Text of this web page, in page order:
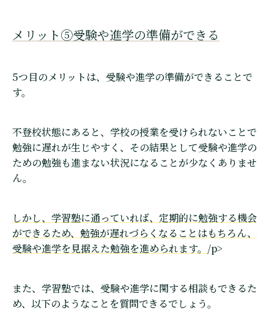
メリット⑤受験や進学の準備ができる
5つ目のメリットは、受験や進学の準備ができることで
す。
不登校状態にあると、学校の授業を受けられないことで
勉強に遅れが生じやすく、その結果として受験や進学の
ための勉強も進まない状況になることが少なくありませ
ん。
しかし、学習塾に通っていれば、定期的に勉強する機会
ができるため、勉強が遅れづらくなることはもちろん、
受験や進学を見据えた勉強を進められます。 /p>
また、学習塾では、受験や進学に関する相談もできるた
め、以下のようなことを質問できるでしょう。